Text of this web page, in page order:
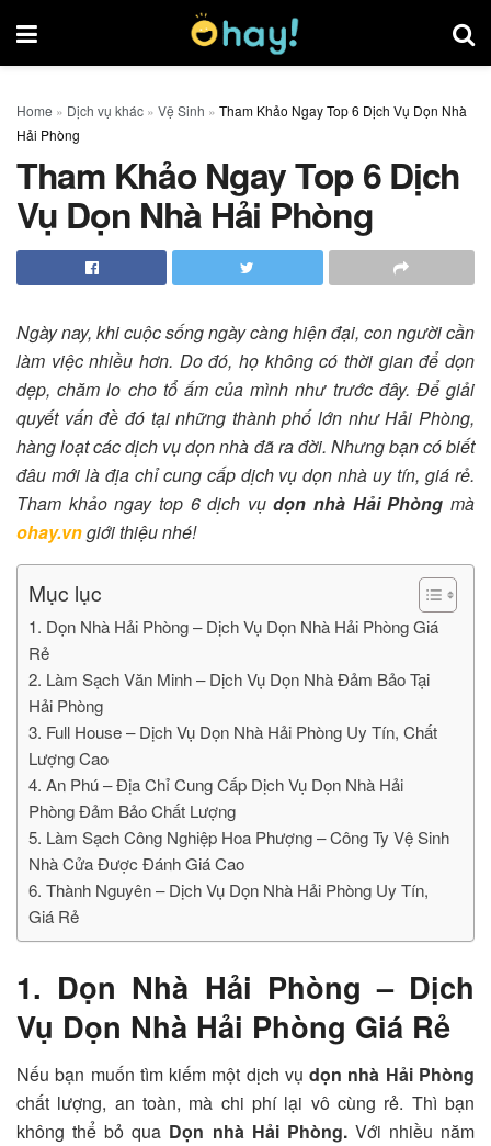
Home » Dịch vụ khác » Vệ Sinh » Tham Khảo Ngay Top 6 Dịch Vụ Dọn Nhà
Hải Phòng
Tham Khảo Ngay Top 6 Dịch
Vụ Dọn Nhà Hải Phòng
Ngày nay, khi cuộc sống ngày càng hiện đại, con người cần
làm việc nhiều hơn. Do đó, họ không có thời gian để dọn
dẹp, chăm lo cho tổ ấm của mình như trước đây. Để giải
quyết vấn đề đó tại những thành phố lớn như Hải Phòng,
hàng loạt các dịch vụ dọn nhà đã ra đời. Nhưng bạn có biết
đâu mới là địa chỉ cung cấp dịch vụ dọn nhà uy tín, giá rẻ.
Tham khảo ngay top 6 dịch vụdọn nhà Hải Phòng mà
ohay.vngiới thiệu nhé!
Mục lục
1. Dọn Nhà Hải Phòng – Dịch Vụ Dọn Nhà Hải Phòng Giá
Rẻ
2. Làm Sạch Văn Minh – Dịch Vụ Dọn Nhà Đảm Bảo Tại
Hải Phòng
3. Full House – Dịch Vụ Dọn Nhà Hải Phòng Uy Tín, Chất
Lượng Cao
4. An Phú – Địa Chỉ Cung Cấp Dịch Vụ Dọn Nhà Hải
Phòng Đảm Bảo Chất Lượng
5. Làm Sạch Công Nghiệp Hoa Phượng – Công Ty Vệ Sinh
Nhà Cửa Được Đánh Giá Cao
6. Thành Nguyên – Dịch Vụ Dọn Nhà Hải Phòng Uy Tín,
Giá Rẻ
1. Dọn Nhà Hải Phòng – Dịch
Vụ Dọn Nhà Hải Phòng Giá Rẻ
Nếu bạn muốn tìm kiếm một dịch vụ dọn nhà Hải Phòng
chất lượng, an toàn, mà chi phí lại vô cùng rẻ. Thì bạn
không thể bỏ qua Dọn nhà Hải Phòng.Với nhiều năm